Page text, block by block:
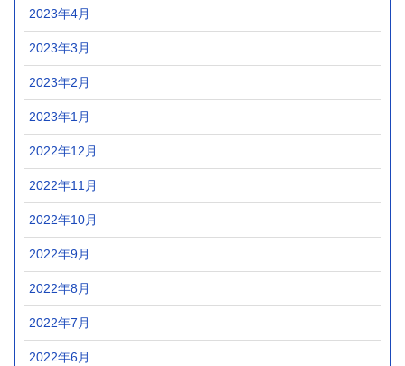
2023年4月
2023年3月
2023年2月
2023年1月
2022年12月
2022年11月
2022年10月
2022年9月
2022年8月
2022年7月
2022年6月